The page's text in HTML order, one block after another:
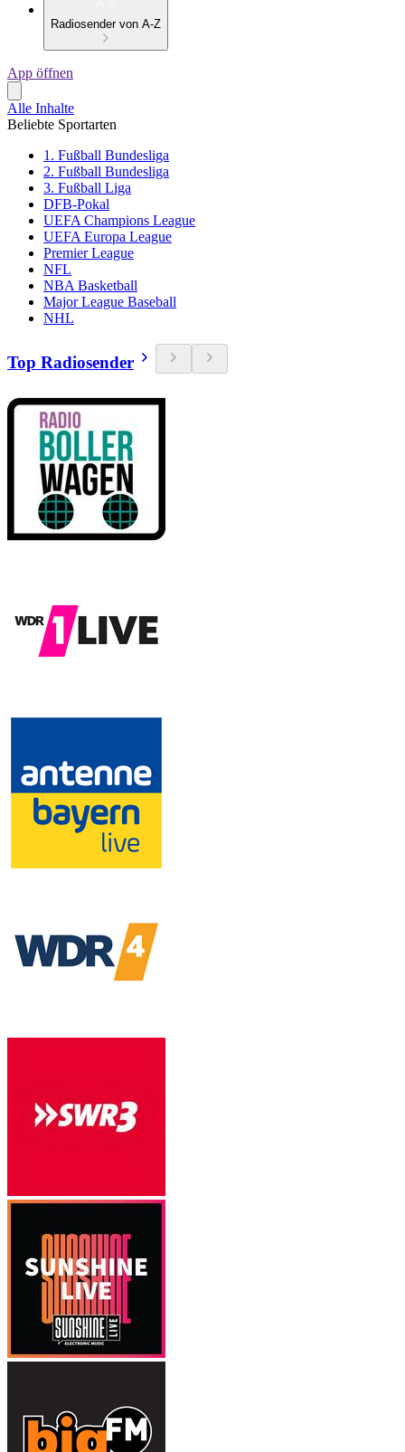
Radiosender von A-Z
App öffnen
Alle Inhalte
Beliebte Sportarten
1. Fußball Bundesliga
2. Fußball Bundesliga
3. Fußball Liga
DFB-Pokal
UEFA Champions League
UEFA Europa League
Premier League
NFL
NBA Basketball
Major League Baseball
NHL
Top Radiosender